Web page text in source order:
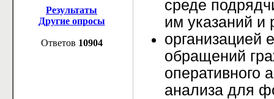
Результаты
Другие опросы
Ответов 10904
среде
им указаний и
организацией
обращений
оперативного
анализа для